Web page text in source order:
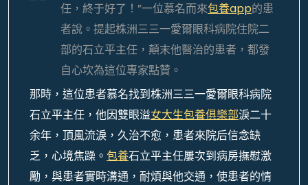
任，終于好了！”一位慕名而來包養app的患
者說。提起株洲三三一愛爾眼科病院住院二
部的石立平主任，顛末他醫治的患者，都發
自心坎為這位專家點贊。
那時，這位患者慕名找到株洲三三一愛爾眼科病院
石立平主任，他因雙眼溢女大生包養俱樂部淚二十
余年，頂風流淚，久治不愈，患者來院后信念缺
乏，心境焦躁。 包養石立平主任屢次到病房撫慰激
勵，與患者實時溝通，耐煩與他交通，使患者的情